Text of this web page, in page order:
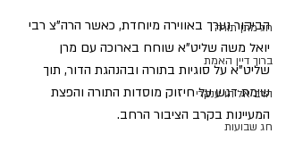
חג מתן תורה
ברוך דיין האמת
הרב אליהו ענקרי
חג שבועות
הביקור נערך באווירה מיוחדת, כאשר הרה"צ רבי
יואל משה שליט"א שוחח בארוכה עם מרן
שליט"א על סוגיות בתורה ובהנהגת הדור, תוך
שימת דגש על חיזוק מוסדות התורה והפצת
המעיינות בקרב הציבור הרחב.